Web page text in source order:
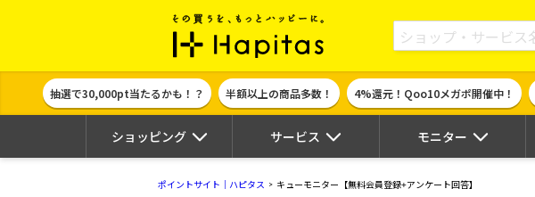
ポイント貯めて現金やギフト券に交換でき
抽選で30,000pt当たるかも！？ 半額以上の商品多数！ 4%還元！Qoo10メガポ開催中！
ショッピング サービス モニター
ポイントサイト｜ハピタス キューモニター【無料会員登録+アンケート回答】